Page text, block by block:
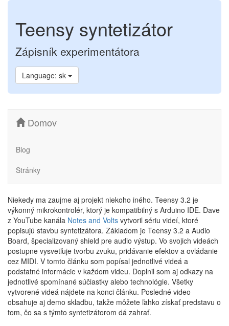
Teensy syntetizátor
Zápisník experimentátora
Language: sk
Domov
Blog
Stránky
Niekedy ma zaujme aj projekt niekoho iného. Teensy 3.2 je
výkonný mikrokontrolér, ktorý je kompatibilný s Arduino IDE. Dave
z YouTube kanála Notes and Volts vytvoril sériu videí, ktoré
popisujú stavbu syntetizátora. Základom je Teensy 3.2 a Audio
Board, špecializovaný shield pre audio výstup. Vo svojich videách
postupne vysvetľuje tvorbu zvuku, pridávanie efektov a ovládanie
cez MIDI. V tomto článku som popísal jednotlivé videá a
podstatné informácie v každom videu. Doplnil som aj odkazy na
jednotlivé spomínané súčiastky alebo technológie. Všetky
vytvorené videá nájdete na konci článku. Posledné video
obsahuje aj demo skladbu, takže môžete ľahko získať predstavu o
tom, čo sa s týmto syntetizátorom dá zahrať.